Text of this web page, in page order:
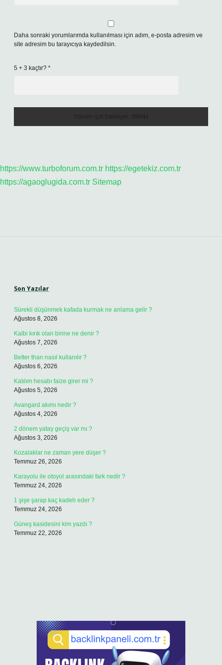
Daha sonraki yorumlarımda kullanılması için adım, e-posta adresim ve
site adresim bu tarayıcıya kaydedilsin.
5 + 3 kaçtır? *
https://www.turboforum.com.tr https://egetekiz.com.tr
https://agaoglugida.com.tr Sitemap
Son Yazılar
Sürekli düşünmek kafada kurmak ne anlama gelir ?
Ağustos 8, 2026
Kalbi kırık olan birine ne denir ?
Ağustos 7, 2026
Better than nasıl kullanılır ?
Ağustos 6, 2026
Katılım hesabı faize girer mi ?
Ağustos 5, 2026
Avangard akımı nedir ?
Ağustos 4, 2026
2 dönem yatay geçiş var mı ?
Ağustos 3, 2026
Kozalaklar ne zaman yere düşer ?
Temmuz 26, 2026
Karayolu ile otoyol arasındaki fark nedir ?
Temmuz 24, 2026
1 şişe şarap kaç kadeh eder ?
Temmuz 24, 2026
Güneş kasidesini kim yazdı ?
Temmuz 22, 2026